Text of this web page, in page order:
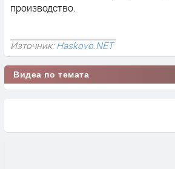
производство.
Източник:Haskovo.NET
Видеа по темата